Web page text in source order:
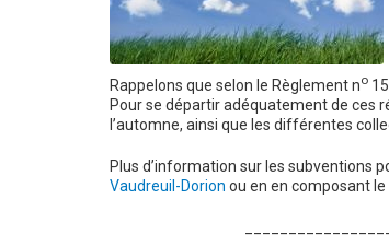
Rappelons que selon le Règlement no
Pour se départir adéquatement de ces
l’automne, ainsi que les différentes
Plus d’information sur les subventions
Vaudreuil-Dorion ou en en composant